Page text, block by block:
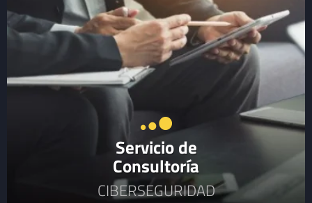
Servicio de
Consultoría
CIBERSEGURIDAD